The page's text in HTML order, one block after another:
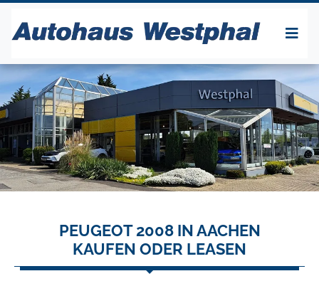
PEUGEOT 2008 IN AACHEN
KAUFEN ODER LEASEN